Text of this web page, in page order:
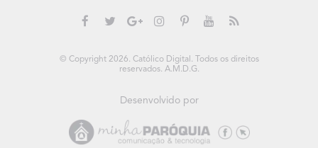
© Copyright 2026. Católico Digital. Todos os direitos
reservados. A.M.D.G.
Desenvolvido por